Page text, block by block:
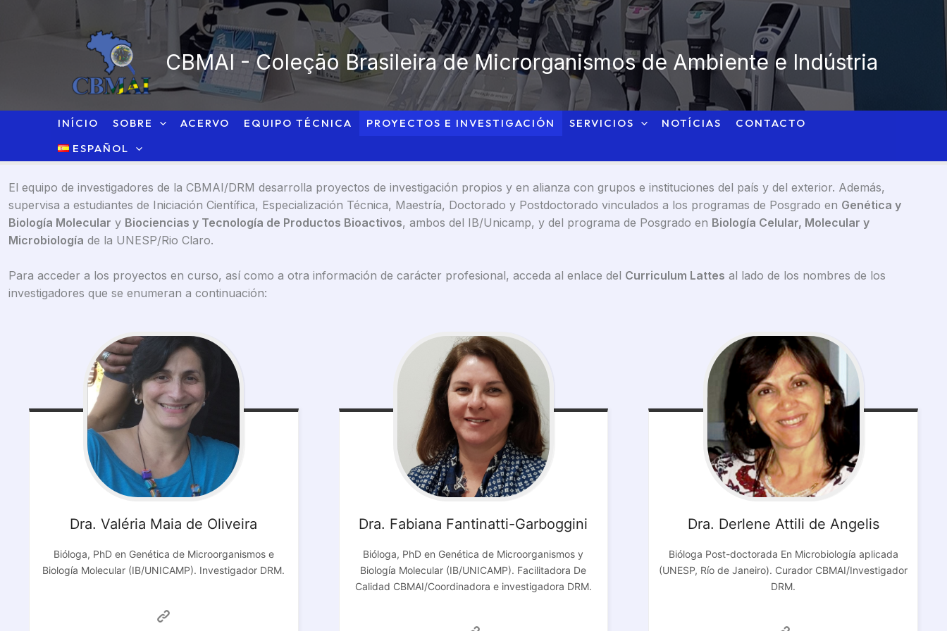
CBMAI - Coleção Brasileira de Microrganismos de Ambiente e Indústria
INÍCIO SOBRE ACERVO EQUIPO TÉCNICA PROYECTOS E INVESTIGACIÓN SERVICIOS NOTÍCIAS
CONTACTO
ESPAÑOL
El equipo de investigadores de la CBMAI/DRM desarrolla proyectos de investigación propios y en alianza con grupos e instituciones del país y del exterior. Además,
supervisa a estudiantes de Iniciación Científica, Especialización Técnica, Maestría, Doctorado y Postdoctorado vinculados a los programas de Posgrado en Genética y
Biología Molecular y Biociencias y Tecnología de Productos Bioactivos, ambos del IB/Unicamp, y del programa de Posgrado en Biología Celular, Molecular y
Microbiología de la UNESP/Rio Claro.
Para acceder a los proyectos en curso, así como a otra información de carácter profesional, acceda al enlace del Curriculum Lattes al lado de los nombres de los
investigadores que se enumeran a continuación:
Dra. Valéria Maia de Oliveira
Bióloga, PhD en Genética de Microorganismos e
Biología Molecular (IB/UNICAMP). Investigador DRM.
Dra. Fabiana Fantinatti-Garboggini
Bióloga, PhD en Genética de Microorganismos y
Biología Molecular (IB/UNICAMP). Facilitadora De
Calidad CBMAI/Coordinadora e investigadora DRM.
Dra. Derlene Attili de Angelis
Bióloga Post-doctorada En Microbiología aplicada
(UNESP, Río de Janeiro). Curador CBMAI/Investigador
DRM.